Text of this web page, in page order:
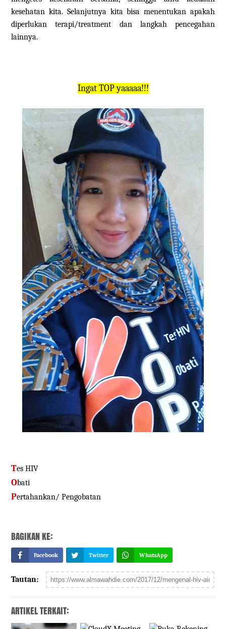
kesehatan kita. Selanjutnya kita bisa menentukan apakah
diperlukan terapi/treatment dan langkah pencegahan
lainnya.
Ingat TOP yaaaaa!!!
Tes HIV
Obati
Pertahankan/ Pengobatan
BAGIKAN KE:
Facebook Twitter WhatsApp
Tautan:
ARTIKEL TERKAIT: